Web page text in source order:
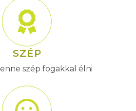
SZÉP
szép fogakkal élni